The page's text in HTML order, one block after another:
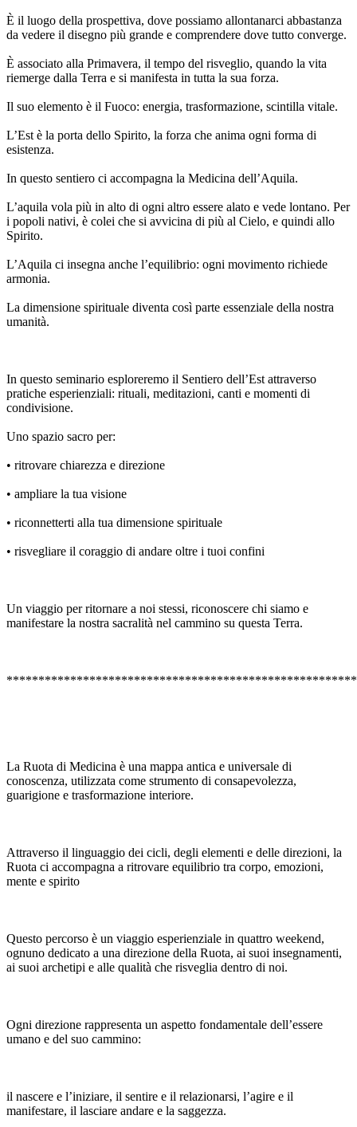
È il luogo della prospettiva, dove possiamo allontanarci abbastanza
da vedere il disegno più grande e comprendere dove tutto converge.
È associato alla Primavera, il tempo del risveglio, quando la vita
riemerge dalla Terra e si manifesta in tutta la sua forza.
Il suo elemento è il Fuoco: energia, trasformazione, scintilla vitale.
L’Est è la porta dello Spirito, la forza che anima ogni forma di
esistenza.
In questo sentiero ci accompagna la Medicina dell’Aquila.
L’aquila vola più in alto di ogni altro essere alato e vede lontano. Per
i popoli nativi, è colei che si avvicina di più al Cielo, e quindi allo
Spirito.
L’Aquila ci insegna anche l’equilibrio: ogni movimento richiede
armonia.
La dimensione spirituale diventa così parte essenziale della nostra
umanità.
In questo seminario esploreremo il Sentiero dell’Est attraverso
pratiche esperienziali: rituali, meditazioni, canti e momenti di
condivisione.
Uno spazio sacro per:
• ritrovare chiarezza e direzione
• ampliare la tua visione
• riconnetterti alla tua dimensione spirituale
• risvegliare il coraggio di andare oltre i tuoi confini
Un viaggio per ritornare a noi stessi, riconoscere chi siamo e
manifestare la nostra sacralità nel cammino su questa Terra.
La Ruota di Medicina è una mappa antica e universale di
conoscenza, utilizzata come strumento di consapevolezza,
guarigione e trasformazione interiore.
Attraverso il linguaggio dei cicli, degli elementi e delle direzioni, la
Ruota ci accompagna a ritrovare equilibrio tra corpo, emozioni,
mente e spirito
Questo percorso è un viaggio esperienziale in quattro weekend,
ognuno dedicato a una direzione della Ruota, ai suoi insegnamenti,
ai suoi archetipi e alle qualità che risveglia dentro di noi.
Ogni direzione rappresenta un aspetto fondamentale dell’essere
umano e del suo cammino:
il nascere e l’iniziare, il sentire e il relazionarsi, l’agire e il
manifestare, il lasciare andare e la saggezza.